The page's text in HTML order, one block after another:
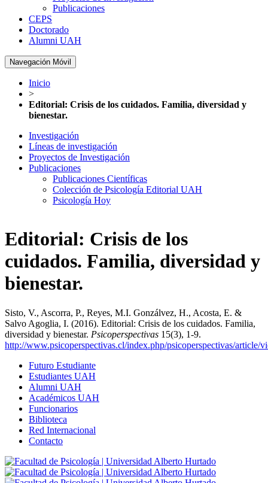
Publicaciones
CEPS
Doctorado
Alumni UAH
Navegación Móvil
Inicio
>
Editorial: Crisis de los cuidados. Familia, diversidad y
bienestar.
Investigación
Líneas de investigación
Proyectos de Investigación
Publicaciones
Publicaciones Científicas
Colección de Psicología Editorial UAH
Psicología Hoy
Editorial: Crisis de los
cuidados. Familia, diversidad y
bienestar.
Sisto, V., Ascorra, P., Reyes, M.I. Gonzálvez, H., Acosta, E. &
Salvo Agoglia, I. (2016). Editorial: Crisis de los cuidados. Familia,
diversidad y bienestar. Psicoperspectivas 15(3), 1-9.
http://www.psicoperspectivas.cl/index.php/psicoperspectivas/article/
Futuro Estudiante
Estudiantes UAH
Alumni UAH
Académicos UAH
Funcionarios
Biblioteca
Red Internacional
Contacto